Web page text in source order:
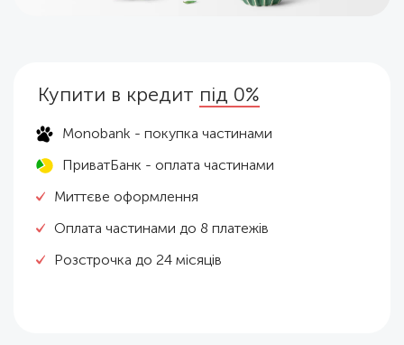
Купити в кредит під 0%
Monobank - покупка частинами
ПриватБанк - оплата частинами
Миттєве оформлення
Оплата частинами до 8 платежів
Розстрочка до 24 місяців